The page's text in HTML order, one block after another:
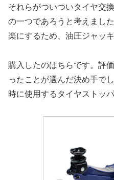
それらがついついタイヤ交
の一つであろうと考えまし
楽にするため、油圧ジャッ
購入したのはちらです。評
ったことが選んだ決め手で
時に使用するタイヤストッ